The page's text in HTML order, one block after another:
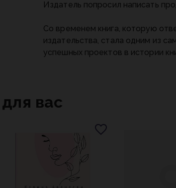
Издатель попросил написать
Со временем книга, которую
издательства, стала одним из
успешных проектов в истории
вас